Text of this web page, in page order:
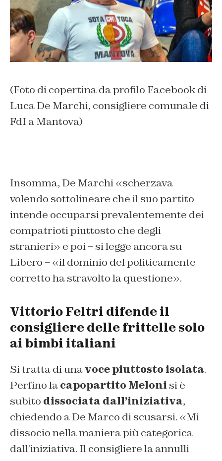
(Foto di copertina da profilo Facebook di
Luca De Marchi, consigliere comunale di
FdI a Mantova)
Insomma, De Marchi «scherzava
volendo sottolineare che il suo partito
intende occuparsi prevalentemente dei
compatrioti piuttosto che degli
stranieri» e poi – si legge ancora su
Libero – «il dominio del politicamente
corretto ha stravolto la questione».
Vittorio Feltri difende il
consigliere delle frittelle solo
ai bimbi italiani
Si tratta di unavoce piuttosto isolata.
Perfino lacapopartito Meloni si è
subito dissociata dall’iniziativa,
chiedendo a De Marco di scusarsi. «Mi
dissocio nella maniera più categorica
dall’iniziativa. Il consigliere la annulli